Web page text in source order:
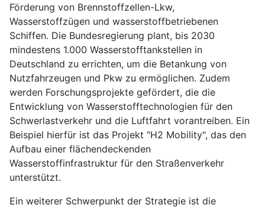
Förderung von Brennstoffzellen-Lkw,
Wasserstoffzügen und wasserstoffbetriebenen
Schiffen. Die Bundesregierung plant, bis 2030
mindestens 1.000 Wasserstofftankstellen in
Deutschland zu errichten, um die Betankung von
Nutzfahrzeugen und Pkw zu ermöglichen. Zudem
werden Forschungsprojekte gefördert, die die
Entwicklung von Wasserstofftechnologien für den
Schwerlastverkehr und die Luftfahrt vorantreiben. Ein
Beispiel hierfür ist das Projekt "H2 Mobility", das den
Aufbau einer flächendeckenden
Wasserstoffinfrastruktur für den Straßenverkehr
unterstützt.
Ein weiterer Schwerpunkt der Strategie ist die